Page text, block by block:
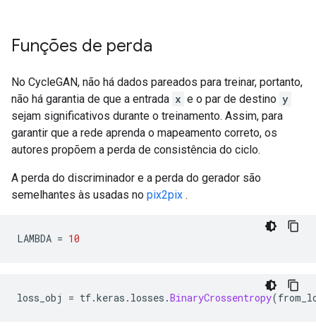
Funções de perda
No CycleGAN, não há dados pareados para treinar, portanto,
não há garantia de que a entrada x e o par de destino y
sejam significativos durante o treinamento. Assim, para
garantir que a rede aprenda o mapeamento correto, os
autores propõem a perda de consistência do ciclo.
A perda do discriminador e a perda do gerador são
semelhantes às usadas no pix2pix .
LAMBDA = 10
loss_obj = tf.keras . losses .BinaryCrossentropy(